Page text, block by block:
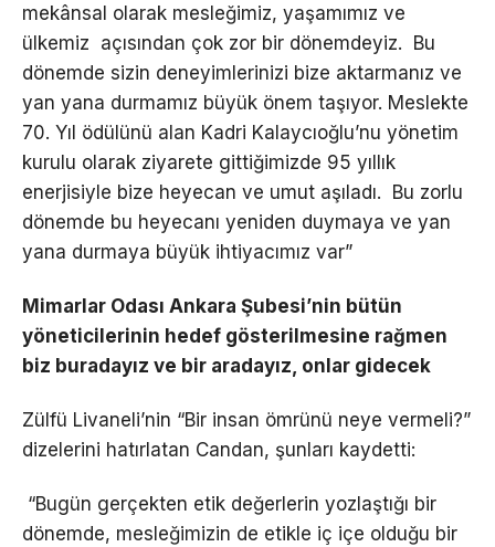
mekânsal olarak mesleğimiz, yaşamımız ve
ülkemiz açısından çok zor bir dönemdeyiz. Bu
dönemde sizin deneyimlerinizi bize aktarmanız ve
yan yana durmamız büyük önem taşıyor. Meslekte
70. Yıl ödülünü alan Kadri Kalaycıoğlu’nu yönetim
kurulu olarak ziyarete gittiğimizde 95 yıllık
enerjisiyle bize heyecan ve umut aşıladı. Bu zorlu
dönemde bu heyecanı yeniden duymaya ve yan
yana durmaya büyük ihtiyacımız var”
Mimarlar Odası Ankara Şubesi’nin bütün
yöneticilerinin hedef gösterilmesine rağmen
biz buradayız ve bir aradayız, onlar gidecek
Zülfü Livaneli’nin “Bir insan ömrünü neye vermeli?”
dizelerini hatırlatan Candan, şunları kaydetti:
“Bugün gerçekten etik değerlerin yozlaştığı bir
dönemde, mesleğimizin de etikle iç içe olduğu bir